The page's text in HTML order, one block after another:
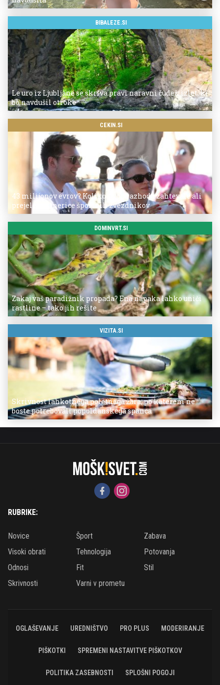
BIBALEZE.SI
Le uro iz Ljubljane se skriva pravi naravni čudež: izlet, ki
bo navdušil otroke
CEKIN.SI
43 milijonov evrov? Koliko so po razhodu zahtevale ali
prejele partnerice športnih zvezdnikov
DOMINVRT.SI
Zakaj vaš paradižnik propada? Ena napaka lahko uniči
rastline – tako jih rešite
VIZITA.SI
Skrivnost lahkotnega poletnega žara, po katerem ne
boste potrebovali popoldanskega spanca
RUBRIKE:
Novice Šport
Zabava
Visoki obrati
Tehnologija
Potovanja
Odnosi
Fit
Stil
Skrivnosti
Varni v prometu
OGLAŠEVANJE UREDNIŠTVO PRO PLUS MODERIRANJE
PIŠKOTKI SPREMENI NASTAVITVE PIŠKOTKOV
POLITIKA ZASEBNOSTI SPLOŠNI POGOJI